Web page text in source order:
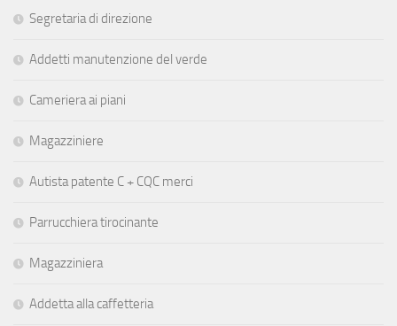
Segretaria di direzione
Addetti manutenzione del verde
Cameriera ai piani
Magazziniere
Autista patente C + CQC merci
Parrucchiera tirocinante
Magazziniera
Addetta alla caffetteria